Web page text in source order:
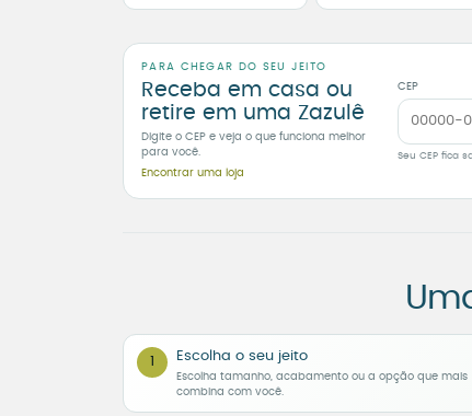
PARA CHEGAR DO SEU JEITO
Receba em casa ou
retire em uma Zazulê
Digite o CEP e veja o que funciona melhor
para você.
Encontrar uma loja
CEP
Seu CEP fica
1 Escolha o seu jeito
Escolha tamanho, acabamento ou a opção que mais
combina com você.